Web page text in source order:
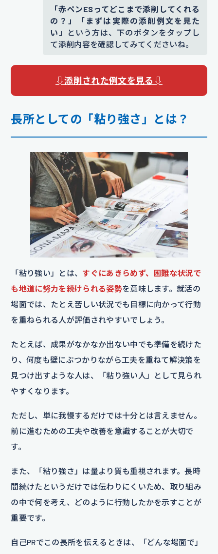
「赤ペンESってどこまで添削してくれる
の？」「まずは実際の添削例文を見た
い」
という方は、下のボタンをタップし
て添削内容を確認してみてくださいね。
⇩添削された例文を見る⇩
長所としての「粘り強さ」とは？
「粘り強い」とは、 すぐにあきらめず、困難な状況で
も地道に努力を続けられる姿勢を意味します。就活の
場面では、たとえ苦しい状況でも目標に向かって行動
を重ねられる人が評価されやすいでしょう。
たとえば、成果がなかなか出ない中でも準備を続けた
り、何度も壁にぶつかりながら工夫を重ねて解決策を
見つけ出すような人は、「粘り強い人」として見られ
やすくなります。
ただし、単に我慢するだけでは十分とは言えません。
前に進むための工夫や改善を意識することが大切で
す。
また、「粘り強さ」は量より質も重視されます。長時
間続けたというだけでは伝わりにくいため、取り組み
の中で何を考え、どのように行動したかを示すことが
重要です。
自己PRでこの長所を伝えるときは、「どんな場面で」